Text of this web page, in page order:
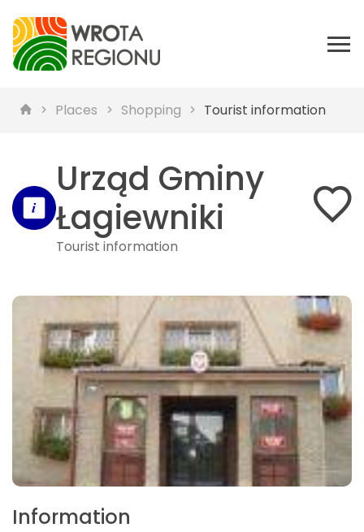
Places Shopping Tourist information
Urząd Gminy
Łagiewniki
Tourist information
Information